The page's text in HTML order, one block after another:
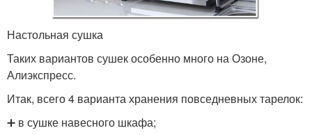
Настольная сушка
Таких вариантов сушек особенно много на Озоне,
Алиэкспресс.
Итак, всего 4 варианта хранения повседневных тарелок:
➕ в сушке навесного шкафа;